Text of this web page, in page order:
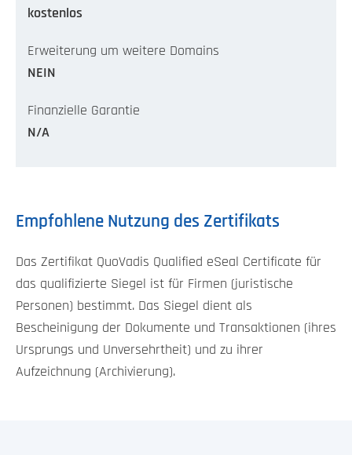
kostenlos
Erweiterung um weitere Domains
NEIN
Finanzielle Garantie
N/A
Empfohlene Nutzung des Zertifikats
Das Zertifikat QuoVadis Qualified eSeal Certificate für
das qualifizierte Siegel ist für Firmen (juristische
Personen) bestimmt. Das Siegel dient als
Bescheinigung der Dokumente und Transaktionen (ihres
Ursprungs und Unversehrtheit) und zu ihrer
Aufzeichnung (Archivierung).